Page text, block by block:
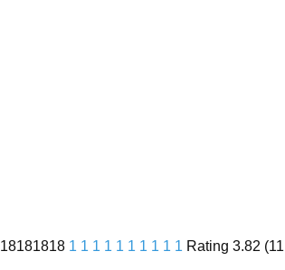
1 1 1 1 1 1 1 1 1 1 Rating 3.82